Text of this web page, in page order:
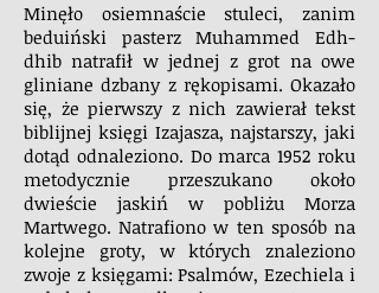
Minęło osiemnaście stuleci, zanim
beduiński pasterz Muhammed Edh-
dhib natrafił w jednej z grot na owe
gliniane dzbany z rękopisami. Okazało
się, że pierwszy z nich zawierał tekst
biblijnej księgi Izajasza, najstarszy, jaki
dotąd odnaleziono. Do marca 1952 roku
metodycznie przeszukano około
dwieście jaskiń w pobliżu Morza
Martwego. Natrafiono w ten sposób na
kolejne groty, w których znaleziono
zwoje z księgami: Psalmów, Ezechiela i